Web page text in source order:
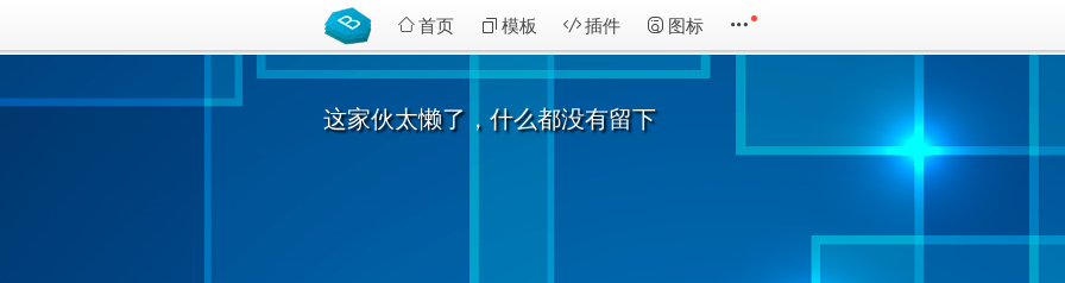
首页 模板 插件 图标
这家伙太懒了，什么都没有留下